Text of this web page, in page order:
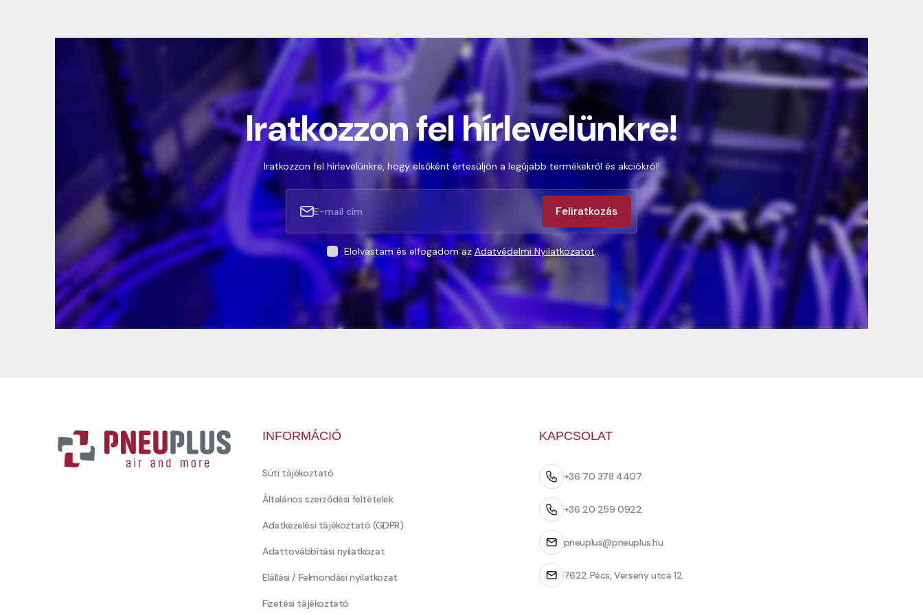
Iratkozzon fel hírlevelünkre!
Iratkozzon fel hírlevelünkre, hogy elsőként értesüljön a legújabb termékekről és akciókról!
Feliratkozás
Elolvastam és elfogadom azAdatvédelmi Nyilatkozatot.
INFORMÁCIÓ
Süti tájékoztató
Általános szerződési feltételek
Adatkezelési tájékoztató (GDPR)
Adattovábbítási nyilatkozat
Elállási / Felmondási nyilatkozat
Fizetési tájékoztató
KAPCSOLAT
+36 70 378 4407
+36 20 259 0922
pneuplus@pneuplus.hu
7622 Pécs, Verseny utca 12.